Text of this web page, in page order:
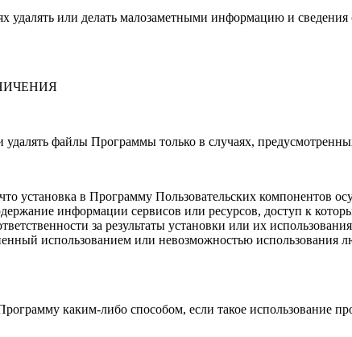
или делать малозаметными информацию и
файлы Программы только в случаях,
установка в Программу Пользовательских компонентов
информации сервисов или ресурсов, доступ к
за результаты установки или их
использованием или невозможностью использования
каким-либо способом, если такое использование